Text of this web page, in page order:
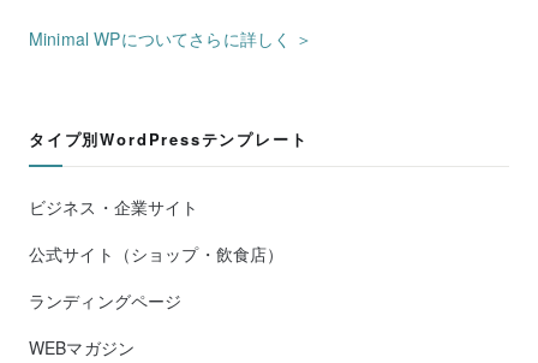
Minimal WPについてさらに詳しく ＞
タイプ別WordPressテンプレート
ビジネス・企業サイト
公式サイト（ショップ・飲食店）
ランディングページ
WEBマガジン